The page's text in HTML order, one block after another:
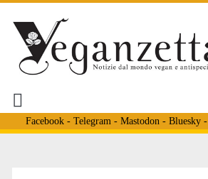
Facebook- Telegram - Mastodon - Bluesky-